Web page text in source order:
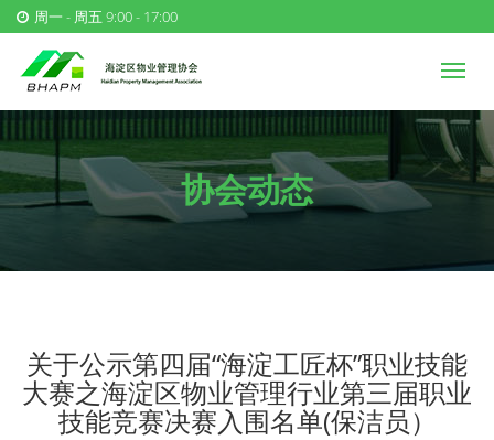
周一 - 周五 9:00 - 17:00
协会动态
关于公示第四届“海淀工匠杯”职业技能
大赛之海淀区物业管理行业第三届职业
技能竞赛决赛入围名单(保洁员）